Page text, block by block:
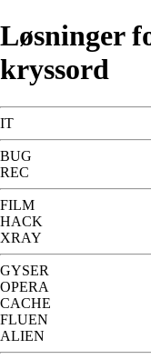
Løsninger
kryssord
IT
BUG
REC
FILM
HACK
XRAY
GYSER
OPERA
CACHE
FLUEN
ALIEN